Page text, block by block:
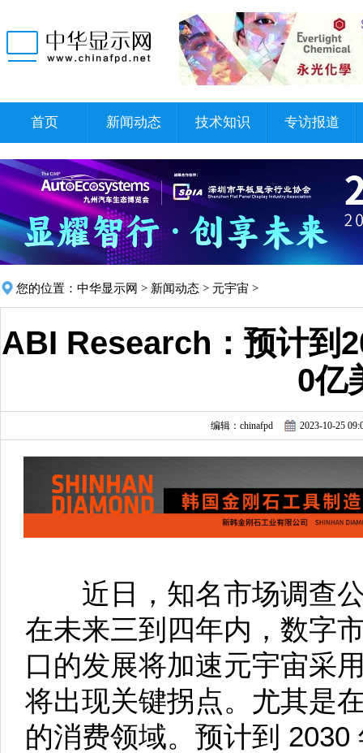
首页 新闻动态 技术知识 专访报道
您的位置： 中华显示网 > 新闻动态 > 元宇宙 >
ABI Research：预计到
0亿
编辑：chinafpd 2023-10-25
近日，知名市场调查公
在未来三到四年内，数字
口的发展将加速元宇宙采
将出现关键拐点。尤其是
的消费领域。预计到